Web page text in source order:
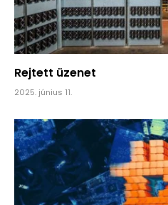
Rejtett üzenet
2025. június 11.